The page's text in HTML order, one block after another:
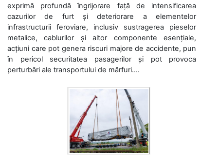
exprimă profundă îngrijorare față de intensificarea
cazurilor de furt și deteriorare a elementelor
infrastructurii feroviare, inclusiv sustragerea pieselor
metalice, cablurilor și altor componente esențiale,
acțiuni care pot genera riscuri majore de accidente, pun
în pericol securitatea pasagerilor și pot provoca
perturbări ale transportului de mărfuri....